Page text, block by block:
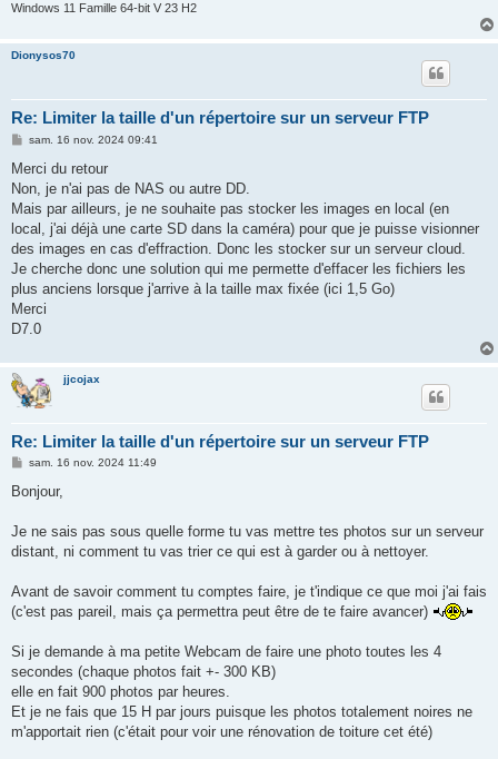
Windows 11 Famille 64-bit V 23 H2
Dionysos70
Re: Limiter la taille d'un répertoire sur un serveur FTP
M
s
a
g
sam. 16 nov. 2024 09:41
Merci du retour
Non, je n'ai pas de NAS ou autre DD.
Mais par ailleurs, je ne souhaite pas stocker les images en local (en
local, j'ai déjà une carte SD dans la caméra) pour que je puisse visionner
des images en cas d'effraction. Donc les stocker sur un serveur cloud.
Je cherche donc une solution qui me permette d'effacer les fichiers les
plus anciens lorsque j'arrive à la taille max fixée (ici 1,5 Go)
Merci
D7.0
jjcojax
Re: Limiter la taille d'un répertoire sur un serveur FTP
M
s
g
sam. 16 nov. 2024 11:49
Bonjour,
Je ne sais pas sous quelle forme tu vas mettre tes photos sur un serveur
distant, ni comment tu vas trier ce qui est à garder ou à nettoyer.
Avant de savoir comment tu comptes faire, je t'indique ce que moi j'ai fais
(c'est pas pareil, mais ça permettra peut être de te faire avancer)
Si je demande à ma petite Webcam de faire une photo toutes les 4
secondes (chaque photos fait +- 300 KB)
elle en fait 900 photos par heures.
Et je ne fais que 15 H par jours puisque les photos totalement noires ne
m'apportait rien (c'était pour voir une rénovation de toiture cet été)